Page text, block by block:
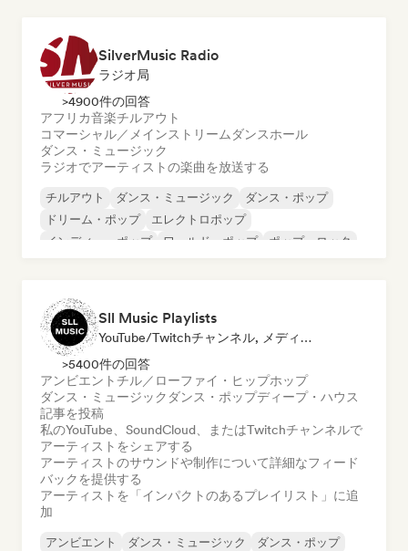
SilverMusic Radio
ラジオ局
>4900件の回答
アフリカ音楽チルアウト
コマーシャル／メインストリーム ダンスホール
ダンス・ミュージック
ラジオでアーティストの楽曲を放送する
チルアウト ダンス・ミュージック
ダンス・ポップ
ドリーム・ポップ
エレクトロポップ
インディー・ポップ
ワールド・ポップ ポップ・ロック
Sll Music Playlists
YouTube/Twitchチャンネル, メディア・アウトレット／ジャーナリスト, プレイリスト・キュレーター, サウンドエキスパート
>5400件の回答
アンビエント チル／ローファイ・ヒップホップ
ダンス・ミュージック ダンス・ポップディープ・ハウス
記事を投稿
私のYouTube、SoundCloud、またはTwitchチャンネルで
アーティストをシェアする
アーティストのサウンドや制作について詳細なフィード
バックを提供する
アーティストを「インパクトのあるプレイリスト」に追
加
アンビエント ダンス・ミュージック
ダンス・ポップ